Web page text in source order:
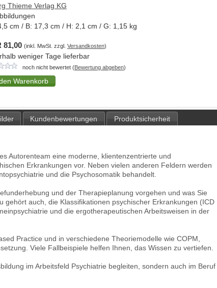
Thieme Verlag KG
cm / B: 17,3 cm / H: 2,1 cm / G: 1,15 kg
81,00 (inkl. MwSt. zzgl. Versandkosten)
weniger Tage lieferbar
noch nicht bewertet (Bewertung abgeben)
Kundenbewertungen Produktsicherheit
Autorenteam eine moderne, klientenzentrierte und
Erkrankungen vor. Neben vielen anderen Feldern werden
und die Psychosomatik behandelt.
und der Therapieplanung vorgehen und was Sie
gehört auch, die Klassifikationen psychischer Erkrankungen (ICD
und die ergotherapeutischen Arbeitsweisen in der
Practice und in verschiedene Theoriemodelle wie COPM,
Viele Fallbeispiele helfen Ihnen, das Wissen zu vertiefen.
im Arbeitsfeld Psychiatrie begleiten, sondern auch im Beruf